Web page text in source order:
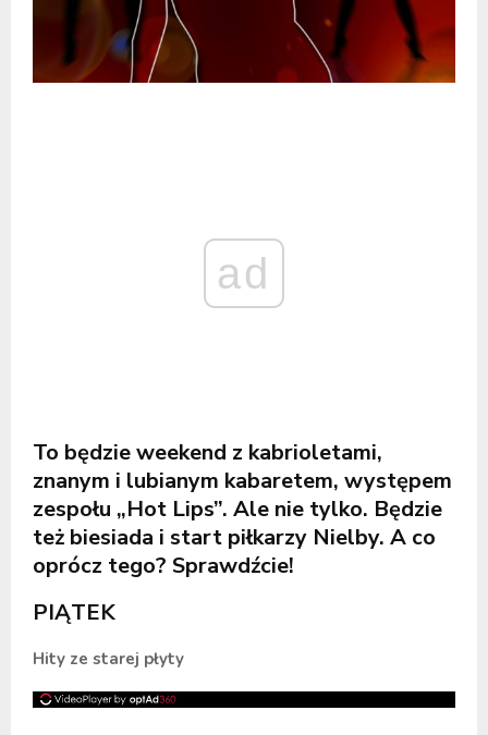
ad
To będzie weekend z kabrioletami,
znanym i lubianym kabaretem, występem
zespołu „Hot Lips”. Ale nie tylko. Będzie
też biesiada i start piłkarzy Nielby. A co
oprócz tego? Sprawdźcie!
PIĄTEK
Hity ze starej płyty